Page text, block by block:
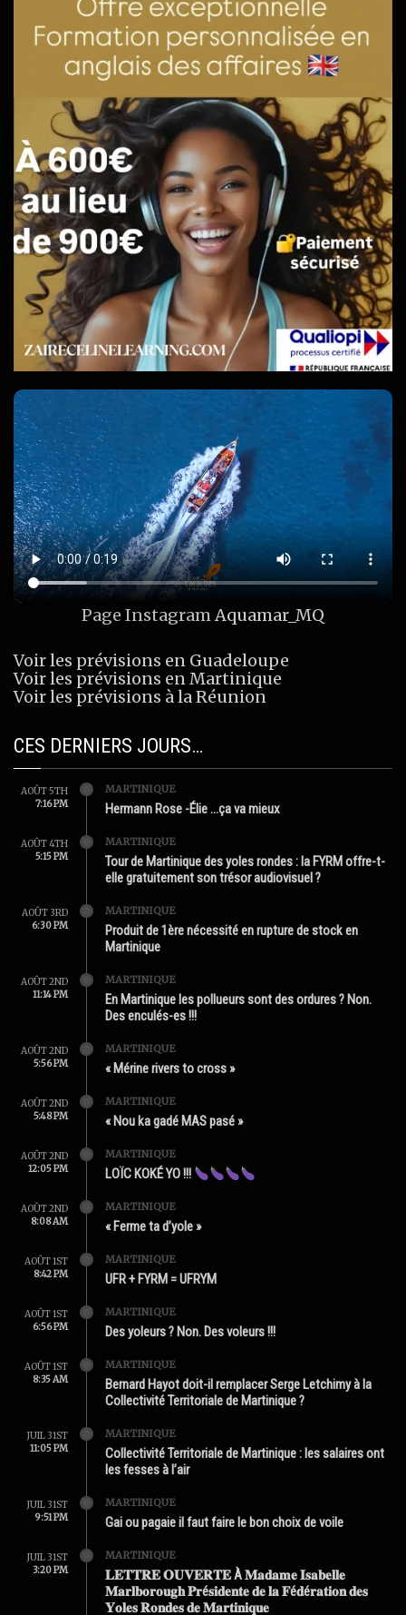
Page InstagramAquamar_MQ
Voir les prévisions en Guadeloupe
Voir les prévisions en Martinique
Voir les prévisions à la Réunion
CES DERNIERS JOURS…
AOÛT 5TH
7:16 PM
MARTINIQUE
Hermann Rose -Élie …ça va mieux
AOÛT 4TH
5:15 PM
MARTINIQUE
Tour de Martinique des yoles rondes : la FYRM offre-t-
elle gratuitement son trésor audiovisuel ?
AOÛT 3RD
6:30 PM
MARTINIQUE
Produit de 1ère nécessité en rupture de stock en
Martinique
AOÛT 2ND
11:14 PM
MARTINIQUE
En Martinique les pollueurs sont des ordures ? Non.
Des enculés-es !!!
AOÛT 2ND
5:56 PM
MARTINIQUE
« Mérine rivers to cross »
AOÛT 2ND
5:48 PM
MARTINIQUE
« Nou ka gadé MAS pasé »
AOÛT 2ND
12:05 PM
MARTINIQUE
LOÏC KOKÉ YO !!!
AOÛT 2ND
8:08 AM
MARTINIQUE
« Ferme ta d’yole »
AOÛT 1ST
8:42 PM
MARTINIQUE
UFR + FYRM = UFRYM
AOÛT 1ST
6:56 PM
MARTINIQUE
Des yoleurs ? Non. Des voleurs !!!
AOÛT 1ST
8:35 AM
MARTINIQUE
Bernard Hayot doit-il remplacer Serge Letchimy à la
Collectivité Territoriale de Martinique ?
JUIL 31ST
11:05 PM
MARTINIQUE
Collectivité Territoriale de Martinique : les salaires ont
les fesses à l’air
JUIL 31ST
9:51 PM
MARTINIQUE
Gai ou pagaie il faut faire le bon choix de voile
JUIL 31ST
3:20 PM
MARTINIQUE
𝐋𝐄𝐓𝐓𝐑𝐄 𝐎𝐔𝐕𝐄𝐑𝐓𝐄 À 𝐌𝐚𝐝𝐚𝐦𝐞 𝐈𝐬𝐚𝐛𝐞𝐥𝐥𝐞
𝐌𝐚𝐫𝐥𝐛𝐨𝐫𝐨𝐮𝐠𝐡 𝐏𝐫é𝐬𝐢𝐝𝐞𝐧𝐭𝐞 𝐝𝐞 𝐥𝐚 𝐅é𝐝é𝐫𝐚𝐭𝐢𝐨𝐧 𝐝𝐞𝐬
𝐘𝐨𝐥𝐞𝐬 𝐑𝐨𝐧𝐝𝐞𝐬 𝐝𝐞 𝐌𝐚𝐫𝐭𝐢𝐧𝐢𝐪𝐮𝐞